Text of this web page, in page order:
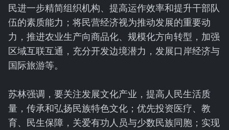
民进一步精简组织机构、提高运作效率和提升干部队
伍的素质能力；将民营经济视为推动发展的重要动
力，推进农业生产向商品化、规模化方向转型，加强
区域互联互通，充分开发边境潜力，发展口岸经济与
国际旅游等。
苏林强调，要关注发展文化产业，提高人民生活质
量，传承和弘扬民族特色文化；优先投资医疗、教
育、民生保障，关爱有功人员与少数民族同胞；实现